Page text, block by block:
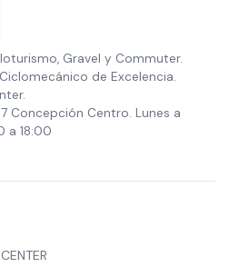
Gravel y Commuter.
de Excelencia.
Concepción Centro. Lunes a
a 18:00